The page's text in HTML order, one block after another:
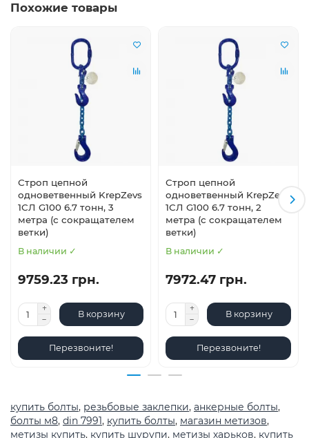
Похожие товары
Строп цепной
одноветвенный KrepZevs
1СЛ G100 6.7 тонн, 3
метра (с сокращателем
ветки)
В наличии ✓
9759.23 грн.
В корзину
Перезвоните!
Строп цепной
одноветвенный KrepZevs
1СЛ G100 6.7 тонн, 2
метра (с сокращателем
ветки)
В наличии ✓
7972.47 грн.
В корзину
Перезвоните!
купить болты, резьбовые заклепки, анкерные болты,
болты м8, din 7991, купить болты, магазин метизов,
метизы купить, купить шурупи, метизы харьков, купить